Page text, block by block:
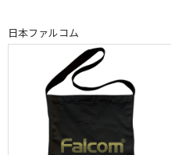
日本ファルコム